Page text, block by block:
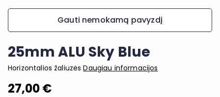
Gauti nemokamą pavyzdį
25mm ALU Sky Blue
Horizontalios žaliuzėsDaugiau informacijos
27,00 €